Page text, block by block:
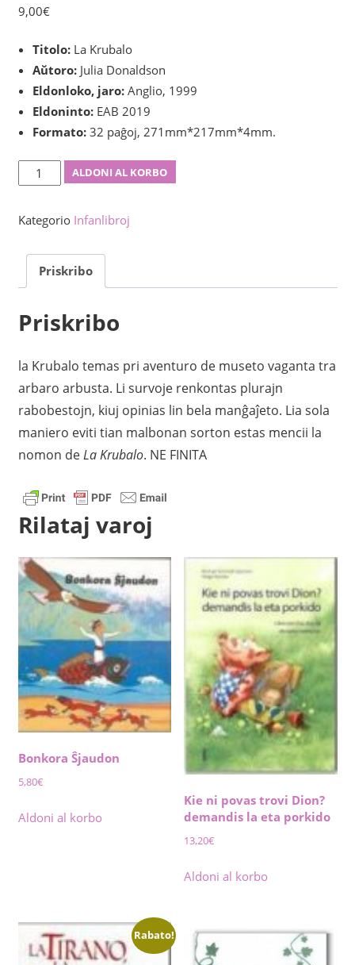
9,00€
Titolo: La Krubalo
Aŭtoro: Julia Donaldson
Eldonloko, jaro: Anglio, 1999
Eldoninto: EAB 2019
Formato: 32 paĝoj, 271mm*217mm*4mm.
Krubalo
ALDONI AL KORBO
Kategorio Infanlibroj
Priskribo
Priskribo
la Krubalo temas pri aventuro de museto vaganta tra
arbaro arbusta. Li survoje renkontas plurajn
rabobestojn, kiuj opinias lin bela manĝaĵeto. Lia sola
maniero eviti tian malbonan sorton estas mencii la
nomon deLa Krubalo. NE FINITA
Rilataj varoj
Bonkora Ŝjaudon
5,80€
Aldoni al korbo
Kie ni povas trovi Dion?
demandis la eta porkido
13,20€
Aldoni al korbo
Rabato!